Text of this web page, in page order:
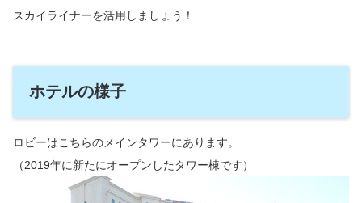
スカイライナーを活用しましょう！
ホテルの様子
ロビーはこちらのメインタワーにあります。
（2019年に新たにオープンしたタワー棟です）